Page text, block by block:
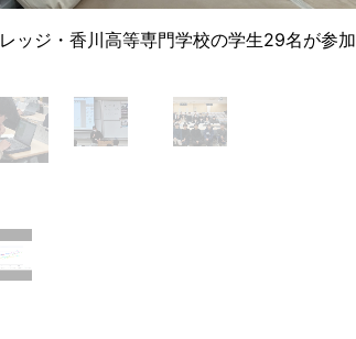
ッジ・香川高等専門学校の学生29名が参加